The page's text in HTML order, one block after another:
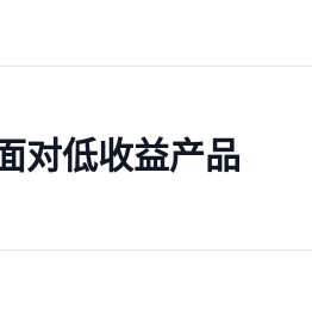
对低收益产品